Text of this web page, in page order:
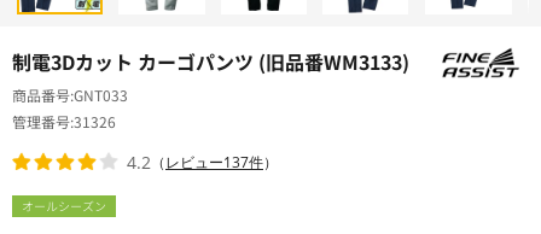
制電3Dカット カーゴパンツ (旧品番WM3133)
オールシーズン
商品番号GNT033
管理番号31326
4.2 （レビュー137件）